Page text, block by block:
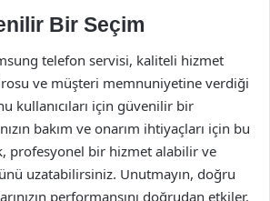
Bir Seçim
telefon servisi, kaliteli hizmet
ve müşteri memnuniyetine verdiği
kullanıcıları için güvenilir bir
bakım ve onarım ihtiyaçları için bu
profesyonel bir hizmet alabilir ve
uzatabilirsiniz. Unutmayın, doğru
performansını doğrudan etkiler.